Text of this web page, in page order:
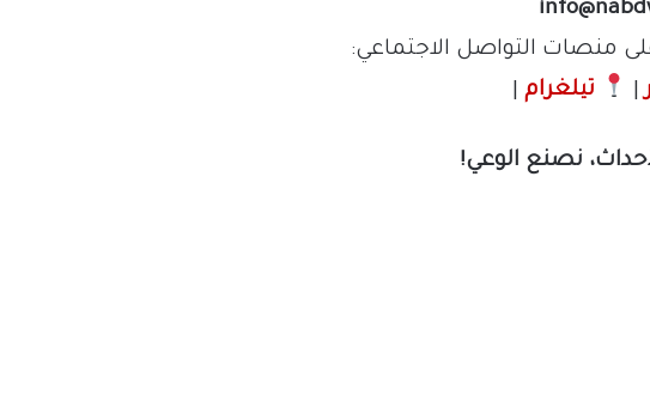
منصات التواصل الاجتماعي:
| تيلغرام
نصنع الوعي!